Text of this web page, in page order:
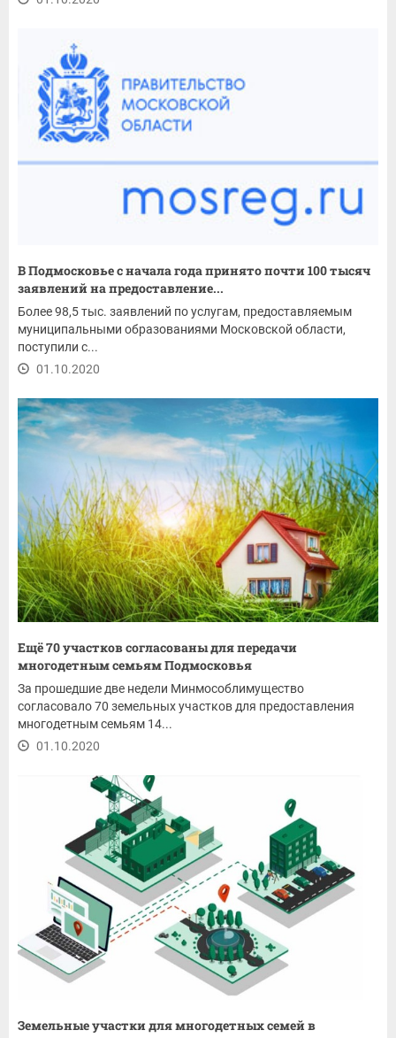
В Подмосковье с начала года принято почти 100 тысяч
заявлений на предоставление...
Более 98,5 тыс. заявлений по услугам, предоставляемым
муниципальными образованиями Московской области,
поступили с...
01.10.2020
Ещё 70 участков согласованы для передачи
многодетным семьям Подмосковья
За прошедшие две недели Минмособлимущество
согласовало 70 земельных участков для предоставления
многодетным семьям 14...
01.10.2020
Земельные участки для многодетных семей в